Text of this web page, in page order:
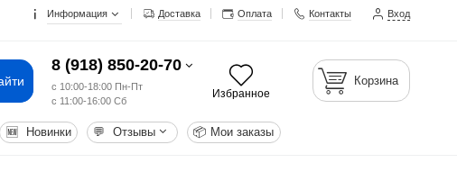
Информация Доставка Оплата Контакты Вход
8 (918) 850-20-70
с 10:00-18:00 Пн-Пт
с 11:00-16:00 Сб
Избранное
Корзина
🆕 Новинки 💬 Отзывы 📦 Мои заказы